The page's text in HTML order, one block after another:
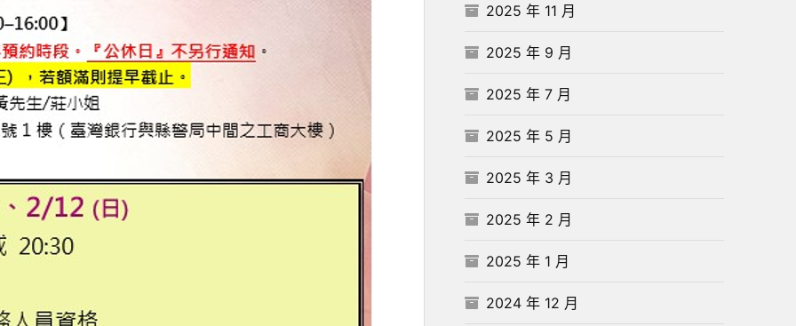
2025 年 11 月
2025 年 9 月
2025 年 7 月
2025 年 5 月
2025 年 3 月
2025 年 2 月
2025 年 1 月
2024 年 12 月